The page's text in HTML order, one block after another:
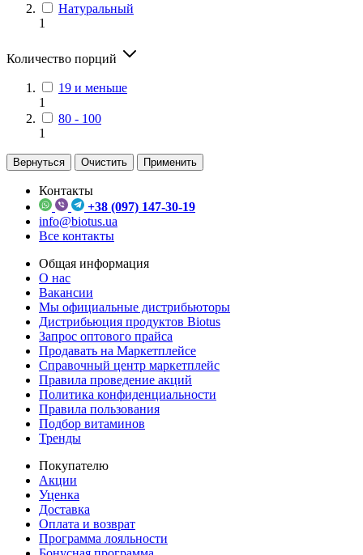
Натуральный
1
Количество порций
19 и меньше
1
80 - 100
1
Вернуться Очистить Применить
Контакты
+38 (097) 147-30-19
info@biotus.ua
Все контакты
Общая информация
О нас
Вакансии
Мы официальные дистрибьюторы
Дистрибьюция продуктов Biotus
Запрос оптового прайса
Продавать на Маркетплейсе
Справочный центр маркетплейс
Правила проведение акций
Политика конфиденциальности
Правила пользования
Подбор витаминов
Тренды
Покупателю
Акции
Уценка
Доставка
Оплата и возврат
Программа лояльности